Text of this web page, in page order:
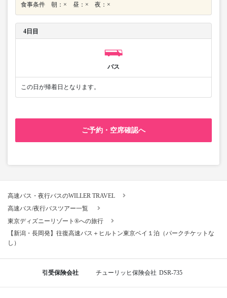
食事条件 朝：× 昼：× 夜：×
4日目
バス
この日が帰着日となります。
ご予約・空席確認へ
高速バス・夜行バスのWILLER TRAVEL
高速バス/夜行バスツアー一覧
東京ディズニーリゾート®への旅行
【新潟・長岡発】往復高速バス＋ヒルトン東京ベイ１泊（パークチケットな
し）
引受保険会社 チューリッヒ保険会社 DSR-735